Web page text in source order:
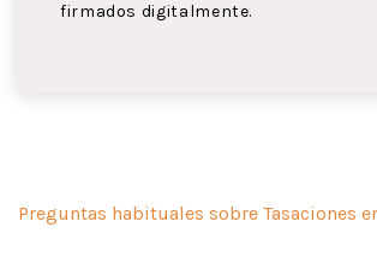
firmados digitalmente.
Preguntas habituales sobre Tasaciones